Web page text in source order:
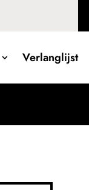
Verlanglijst